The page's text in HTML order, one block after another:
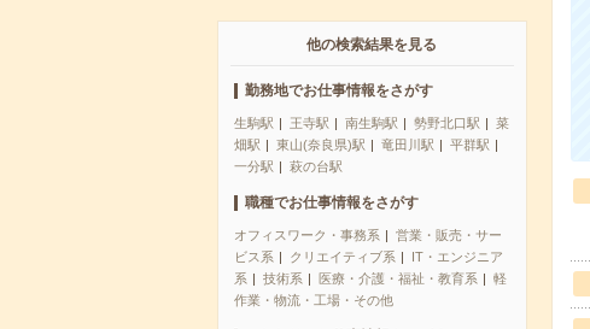
他の検索結果を見る
勤務地でお仕事情報をさがす
生駒駅 王寺駅 南生駒駅 勢野北口駅
菜
畑駅
東山(奈良県)駅 竜田川駅
平群駅
一分駅
萩の台駅
職種でお仕事情報をさがす
オフィスワーク・事務系
営業・販売・サー
ビス系
クリエイティブ系
IT・エンジニア
系
技術系 医療・介護・福祉・教育系
軽
作業・物流・工場・その他